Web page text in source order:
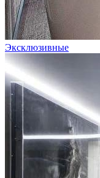
Эксклюзивные